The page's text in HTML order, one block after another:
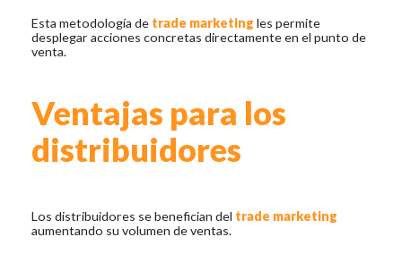
Esta metodología de trade marketing les permite
desplegar acciones concretas directamente en el punto de
venta.
Ventajas para los
distribuidores
Los distribuidores se benefician del trade marketing
aumentando su volumen de ventas.